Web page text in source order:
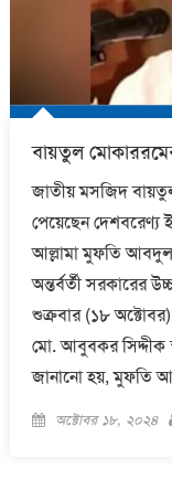
বায়তুল
জাতীয় মসজিদ
পেয়েছেন দেশবরেণ্য
আল্লামা মুফতি আবদুল
অন্তর্বর্তী সরকারের
শুক্রবার (১৮ অক্টোবর)
মো. আবুবকর সিদ্দীক
জানানো হয়, মুফতি
Posted
অক্টোবর ১৮, ২০২৪